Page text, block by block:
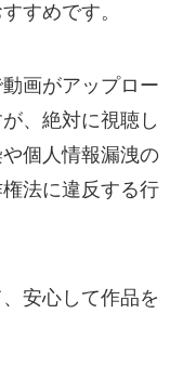
すめです。
画がアップロー
、絶対に視聴し
個人情報漏洩の
法に違反する行
安心して作品を